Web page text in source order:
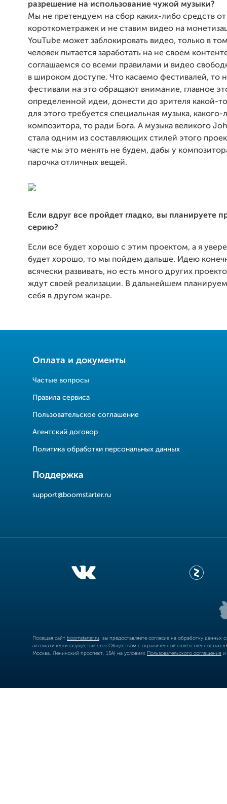
разрешение на использование чужой музыки?
Мы не претендуем на сбор каких-либо средств от
короткометражек и не ставим видео на
YouTube может заблокировать видео, только в
человек пытается заработать на не своем
соглашаемся со всеми правилами и видео
в широком доступе. Что касаемо фестивалей, то
фестивали на это обращают внимание, главное
определенной идеи, донести до зрителя какой-
для этого требуется специальная музыка, какого-
композитора, то ради Бога. А музыка великого
стала одним из составляющих стилей этого
часте мы это менять не будем, дабы у
парочка отличных вещей.
Если вдруг все пройдет гладко, вы планируете
серию?
Если все будет хорошо с этим проектом, а я
будет хорошо, то мы пойдем дальше. Идею
всячески развивать, но есть много других
ждут своей реализации. В дальнейшем
себя в другом жанре.
Оплата и документы
Частые вопросы
Правила сервиса
Пользовательское соглашение
Агентский договор
Политика обработки персональных данных
Поддержка
support@boomstarter.ru
Посещая сайт boomstarter.ru , вы предоставляете согласие на обработку
автоматически осуществляется Обществом с ограниченной
Москва, Ленинский проспект, 15А) на условиях Пользовательского соглашения и